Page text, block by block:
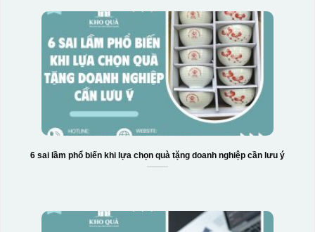
6 sai lầm phổ biến khi lựa chọn quà tặng doanh nghiệp cần lưu ý